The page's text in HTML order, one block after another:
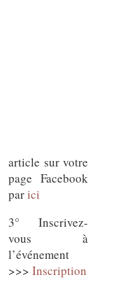
article sur votre
page Facebook
parici
3° Inscrivez-
vous à
l’événement
>>> Inscription